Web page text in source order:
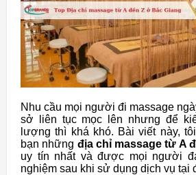
Nhu cầu mọi người đi massage
sở liên tục mọc lên nhưng để
lượng thì khá khó. Bài viết này,
bạn những địa chỉ massage từ A
uy tín nhất và được mọi người
nghiệm sau khi sử dụng dịch vụ tại